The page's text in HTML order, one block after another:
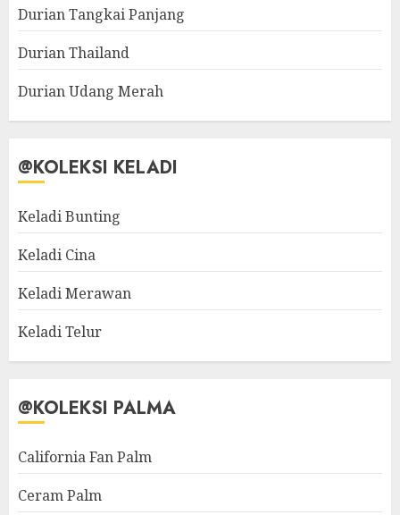
Durian Tangkai Panjang
Durian Thailand
Durian Udang Merah
@KOLEKSI KELADI
Keladi Bunting
Keladi Cina
Keladi Merawan
Keladi Telur
@KOLEKSI PALMA
California Fan Palm
Ceram Palm